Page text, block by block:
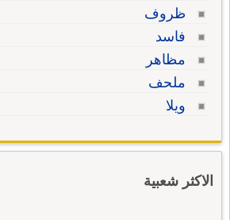
ظروف
فاسد
مظاهر
ملحف
ويلا
الاكثر شعبية